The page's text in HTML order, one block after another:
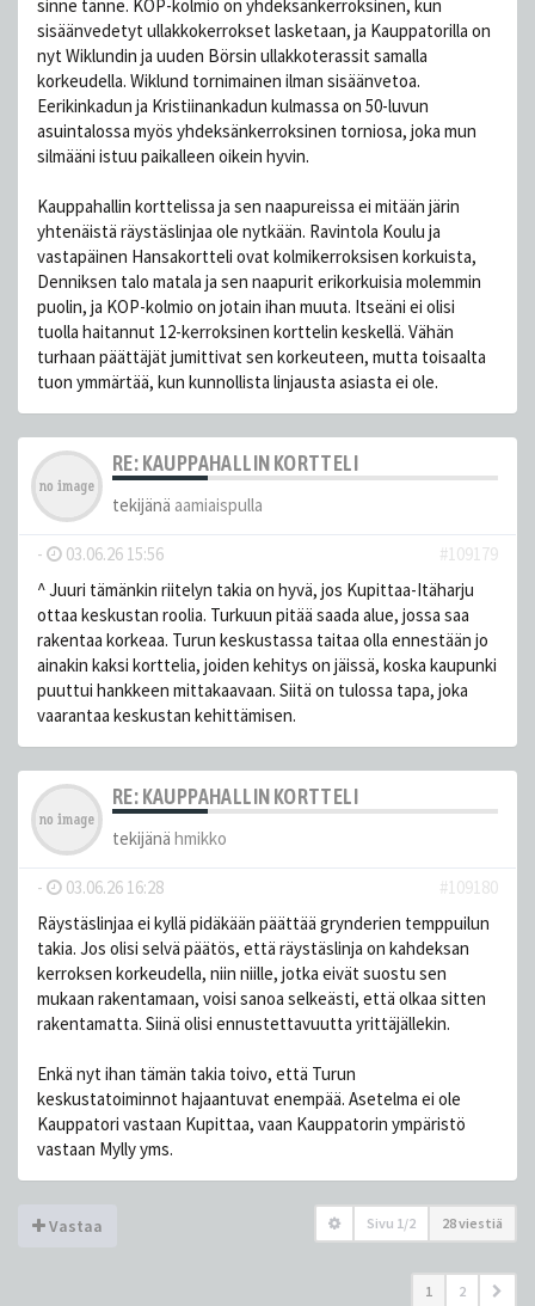
sinne tänne. KOP-kolmio on yhdeksänkerroksinen, kun
sisäänvedetyt ullakkokerrokset lasketaan, ja Kauppatorilla on
nyt Wiklundin ja uuden Börsin ullakkoterassit samalla
korkeudella. Wiklund tornimainen ilman sisäänvetoa.
Eerikinkadun ja Kristiinankadun kulmassa on 50-luvun
asuintalossa myös yhdeksänkerroksinen torniosa, joka mun
silmääni istuu paikalleen oikein hyvin.
Kauppahallin korttelissa ja sen naapureissa ei mitään järin
yhtenäistä räystäslinjaa ole nytkään. Ravintola Koulu ja
vastapäinen Hansakortteli ovat kolmikerroksisen korkuista,
Denniksen talo matala ja sen naapurit erikorkuisia molemmin
puolin, ja KOP-kolmio on jotain ihan muuta. Itseäni ei olisi
tuolla haitannut 12-kerroksinen korttelin keskellä. Vähän
turhaan päättäjät jumittivat sen korkeuteen, mutta toisaalta
tuon ymmärtää, kun kunnollista linjausta asiasta ei ole.
RE: KAUPPAHALLIN KORTTELI
tekijänä aamiaispulla
- 03.06.26 15:56
#109179
^ Juuri tämänkin riitelyn takia on hyvä, jos Kupittaa-Itäharju
ottaa keskustan roolia. Turkuun pitää saada alue, jossa saa
rakentaa korkeaa. Turun keskustassa taitaa olla ennestään jo
ainakin kaksi korttelia, joiden kehitys on jäissä, koska kaupunki
puuttui hankkeen mittakaavaan. Siitä on tulossa tapa, joka
vaarantaa keskustan kehittämisen.
RE: KAUPPAHALLIN KORTTELI
tekijänä hmikko
- 03.06.26 16:28
#109180
Räystäslinjaa ei kyllä pidäkään päättää grynderien temppuilun
takia. Jos olisi selvä päätös, että räystäslinja on kahdeksan
kerroksen korkeudella, niin niille, jotka eivät suostu sen
mukaan rakentamaan, voisi sanoa selkeästi, että olkaa sitten
rakentamatta. Siinä olisi ennustettavuutta yrittäjällekin.
Enkä nyt ihan tämän takia toivo, että Turun
keskustatoiminnot hajaantuvat enempää. Asetelma ei ole
Kauppatori vastaan Kupittaa, vaan Kauppatorin ympäristö
vastaan Mylly yms.
Vastaa Sivu 1 /2 28 viestiä
1 2